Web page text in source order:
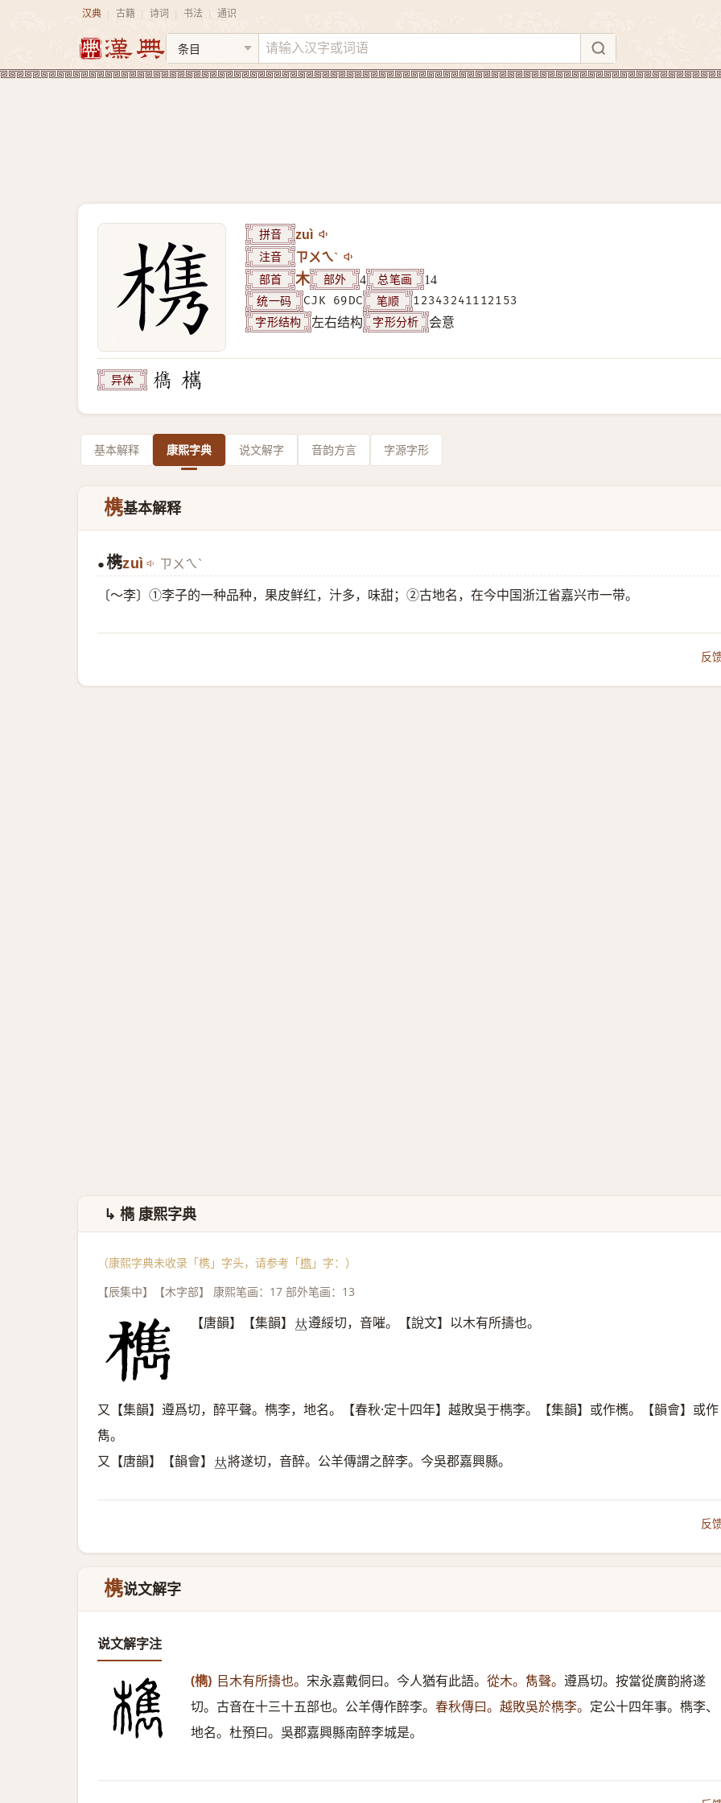
汉典 古籍 诗词 书法 通识
拼音 zuì
注音 ㄗㄨㄟˋ
部首 木 部外 4 总笔画 14
统一码 CJK 69DC 笔顺 12343241112153
字形结构 左右结构 字形分析 会意
异体
基本解释 康熙字典 说文解字 音韵方言 字源字形
槜基本解释
● 槜zuì ㄗㄨㄟˋ
〔～李〕①李子的一种品种，果皮鲜红，汁多，味甜；②古地名，在今中国浙江省嘉兴市一带。
反
↳ 檇 康熙字典
（康熙字典未收录「槜」字头，请参考「檇 」字：）
【辰集中】【木字部】 康熙笔画：17 部外笔画：13
【唐韻】【集韻】 𠀤遵綏切，音嗺。【說文】以木有所擣也。
又【集韻】遵爲切，醉平聲。檇李，地名。【春秋·定十四年】越敗吳于檇李。【集韻】或作㰎。【韻會】或作
雋。
又【唐韻】【韻會】 𠀤將遂切，音醉。公羊傳謂之醉李。今吳郡嘉興縣。
反
槜说文解字
说文解字注
(檇) 㠯木有所擣也。 宋永嘉戴侗曰。今人猶有此語。 從木。雋聲。 遵爲切。按當從廣韵將遂
切。古音在十三十五部也。公羊傳作醉李。 春秋傳曰。越敗吳於檇李。 定公十四年事。檇李、
地名。杜預曰。吳郡嘉興縣南醉李城是。